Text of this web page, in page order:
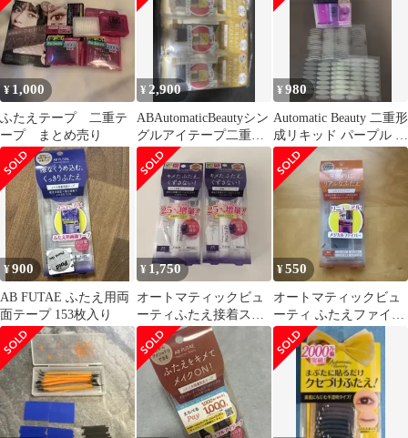
¥1,000
ふたえテープ 二重テ
ープ まとめ売り
¥ 2,900
ABAutomaticBeautyシン
グルアイテープ二重形
成片面テープ3個セット
¥980
Automatic Beauty 二重形
成リキッド パープル ア
イテープ付き
¥900
AB FUTAE ふたえ用両
面テープ 153枚入り
¥ 1,750
オートマティックビュ
ーティふたえ接着スー
パーハード アイプチ
25%増量2個
¥550
オートマティックビュ
ーティ ふたえファイバ
ー ReAB-04